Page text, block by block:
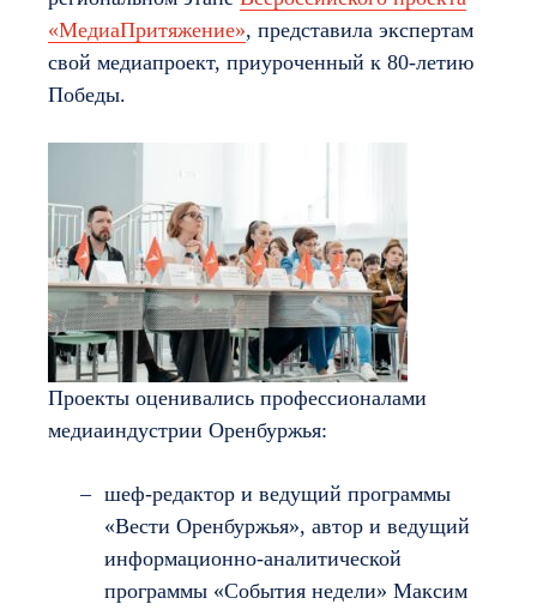
«МедиаПритяжение», представила экспертам
свой медиапроект, приуроченный к 80-летию
Победы.
Проекты оценивались профессионалами
медиаиндустрии Оренбуржья:
шеф-редактор и ведущий программы
«Вести Оренбуржья», автор и ведущий
информационно-аналитической
программы «События недели» Максим